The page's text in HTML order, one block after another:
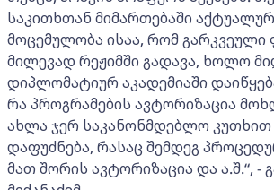
საკითხთან მიმართებაში
მოცემულობა ისაა, რომ
მილევად რეჟიმში გადავა, ხოლო
დიპლომატიურ აკადემიაში
რა პროგრამების ავტორიზაცია
ახლა ჯერ საკანონმდებლო კუთხით
დაფუძნება, რასაც შემდეგ
მათ შორის ავტორიზაცია და ა.შ.“, -